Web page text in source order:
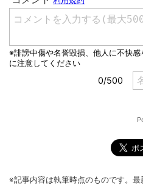
※記事内容は執筆時点のものです。最